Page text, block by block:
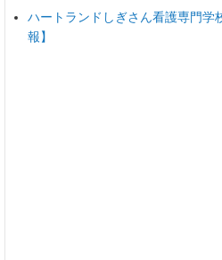
ハートランドしぎさん看護専門学
報】